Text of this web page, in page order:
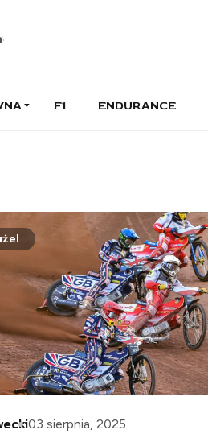
F1 ENDURANCE
03 sierpnia, 2025